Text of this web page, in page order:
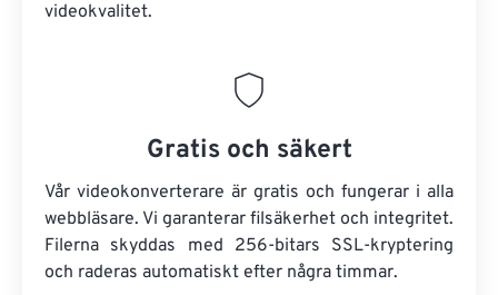
videokvalitet.
Gratis och säkert
Vår videokonverterare är gratis och fungerar i alla
webbläsare. Vi garanterar filsäkerhet och integritet.
Filerna skyddas med 256-bitars SSL-kryptering
och raderas automatiskt efter några timmar.